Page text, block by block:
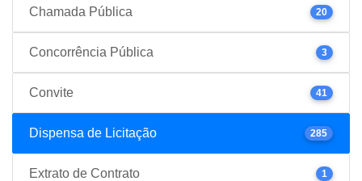
Chamada Pública 20
Concorrência Pública 3
Convite 41
Dispensa de Licitação 285
Extrato de Contrato 1